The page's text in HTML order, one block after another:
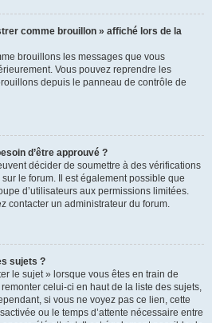
comme brouillon » affiché lors de la
brouillons les messages que vous
Vous pouvez reprendre les
depuis le panneau de contrôle de
d’être approuvé ?
décider de soumettre à des vérifications
le forum. Il est également possible que
d’utilisateurs aux permissions limitées.
contacter un administrateur du forum.
sujets ?
le sujet » lorsque vous êtes en train de
celui-ci en haut de la liste des sujets,
si vous ne voyez pas ce lien, cette
ou le temps d’attente nécessaire entre